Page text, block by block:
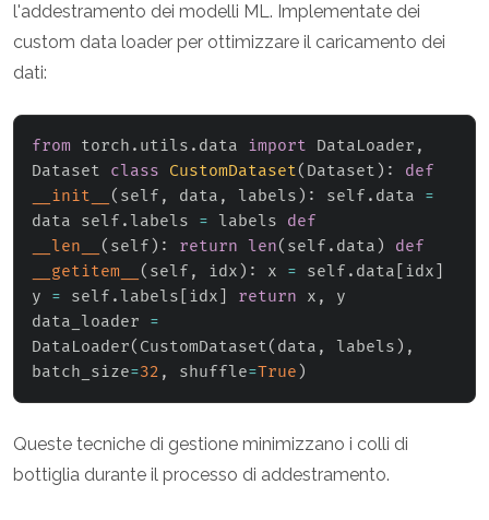
l'addestramento dei modelli ML. Implementate dei
custom data loader per ottimizzare il caricamento dei
dati:
from torch . utils . data import DataLoader ,
Dataset class CustomDataset( Dataset ) :
def
__init__
( self , data , labels ) : self . data =
data self . labels = labels def
__len__
( self ) : return len( self . data )
def
__getitem__
( self , idx ) : x = self . data idx
y = self . labels idx return x ,
y
data_loader =
DataLoader( CustomDataset( data , labels ) ,
batch_size=32 , shuffle=True )
Queste tecniche di gestione minimizzano i colli di
bottiglia durante il processo di addestramento.